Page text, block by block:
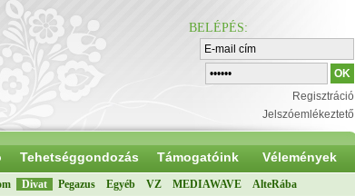
BELÉPÉS:
Regisztráció
Jelszóemlékeztető
Tehetséggondozás Támogatóink Vélemények
Divat Pegazus Egyéb VZ MEDIAWAVE AlteRába